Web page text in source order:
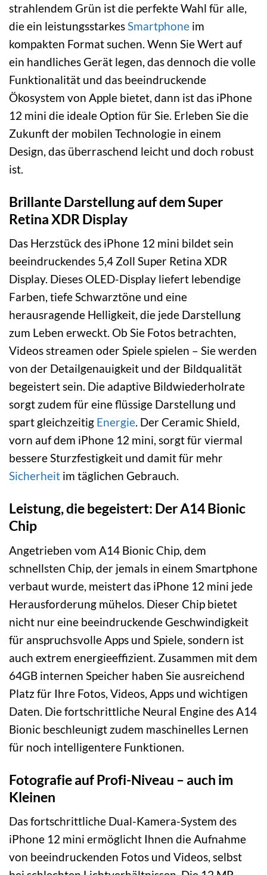
strahlendem Grün ist die perfekte Wahl für alle,
die ein leistungsstarkesSmartphone im
kompakten Format suchen. Wenn Sie Wert auf
ein handliches Gerät legen, das dennoch die volle
Funktionalität und das beeindruckende
Ökosystem von Apple bietet, dann ist das iPhone
12 mini die ideale Option für Sie. Erleben Sie die
Zukunft der mobilen Technologie in einem
Design, das überraschend leicht und doch robust
ist.
Brillante Darstellung auf dem Super
Retina XDR Display
Das Herzstück des iPhone 12 mini bildet sein
beeindruckendes 5,4 Zoll Super Retina XDR
Display. Dieses OLED-Display liefert lebendige
Farben, tiefe Schwarztöne und eine
herausragende Helligkeit, die jede Darstellung
zum Leben erweckt. Ob Sie Fotos betrachten,
Videos streamen oder Spiele spielen – Sie werden
von der Detailgenauigkeit und der Bildqualität
begeistert sein. Die adaptive Bildwiederholrate
sorgt zudem für eine flüssige Darstellung und
spart gleichzeitig Energie. Der Ceramic Shield,
vorn auf dem iPhone 12 mini, sorgt für viermal
bessere Sturzfestigkeit und damit für mehr
Sicherheit im täglichen Gebrauch.
Leistung, die begeistert: Der A14 Bionic
Chip
Angetrieben vom A14 Bionic Chip, dem
schnellsten Chip, der jemals in einem Smartphone
verbaut wurde, meistert das iPhone 12 mini jede
Herausforderung mühelos. Dieser Chip bietet
nicht nur eine beeindruckende Geschwindigkeit
für anspruchsvolle Apps und Spiele, sondern ist
auch extrem energieeffizient. Zusammen mit dem
64GB internen Speicher haben Sie ausreichend
Platz für Ihre Fotos, Videos, Apps und wichtigen
Daten. Die fortschrittliche Neural Engine des A14
Bionic beschleunigt zudem maschinelles Lernen
für noch intelligentere Funktionen.
Fotografie auf Profi-Niveau – auch im
Kleinen
Das fortschrittliche Dual-Kamera-System des
iPhone 12 mini ermöglicht Ihnen die Aufnahme
von beeindruckenden Fotos und Videos, selbst